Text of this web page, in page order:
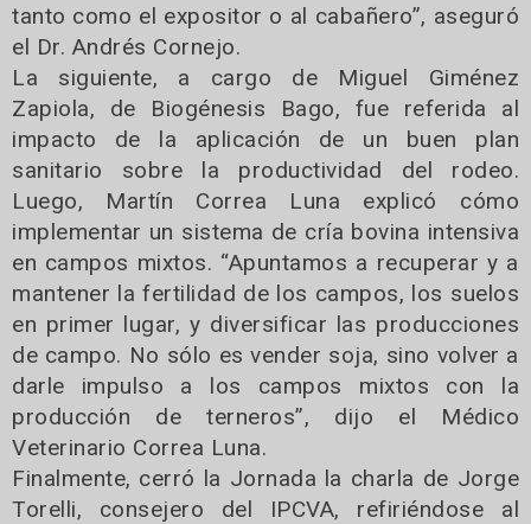
tanto como el expositor o al cabañero”, aseguró
el Dr. Andrés Cornejo.
La siguiente, a cargo de Miguel Giménez
Zapiola, de Biogénesis Bago, fue referida al
impacto de la aplicación de un buen plan
sanitario sobre la productividad del rodeo.
Luego, Martín Correa Luna explicó cómo
implementar un sistema de cría bovina intensiva
en campos mixtos. “Apuntamos a recuperar y a
mantener la fertilidad de los campos, los suelos
en primer lugar, y diversificar las producciones
de campo. No sólo es vender soja, sino volver a
darle impulso a los campos mixtos con la
producción de terneros”, dijo el Médico
Veterinario Correa Luna.
Finalmente, cerró la Jornada la charla de Jorge
Torelli, consejero del IPCVA, refiriéndose al